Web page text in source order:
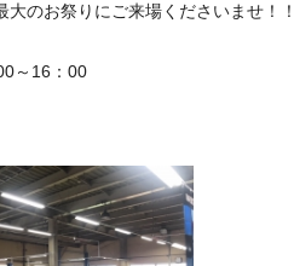
大のお祭りにご来場くださいませ！！
～16：00